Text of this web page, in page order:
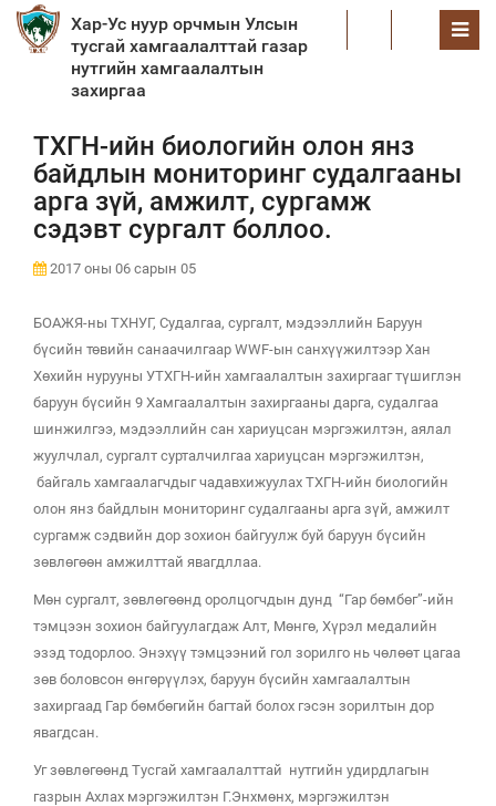
Хар-Ус нуур орчмын Улсын
тусгай хамгаалалттай газар
нутгийн хамгаалалтын
захиргаа
ТХГН-ийн биологийн олон янз
байдлын мониторинг судалгааны
арга зүй, амжилт, сургамж
сэдэвт сургалт боллоо.
2017 оны 06 сарын 05
БОАЖЯ-ны ТХНУГ, Судалгаа, сургалт, мэдээллийн Баруун
бүсийн төвийн санаачилгаар WWF-ын санхүүжилтээр Хан
Хөхийн нурууны УТХГН-ийн хамгаалалтын захиргааг түшиглэн
баруун бүсийн 9 Хамгаалалтын захиргааны дарга, судалгаа
шинжилгээ, мэдээллийн сан хариуцсан мэргэжилтэн, аялал
жуулчлал, сургалт сурталчилгаа хариуцсан мэргэжилтэн,
байгаль хамгаалагчдыг чадавхижуулах ТХГН-ийн биологийн
олон янз байдлын мониторинг судалгааны арга зүй, амжилт
сургамж сэдвийн дор зохион байгуулж буй баруун бүсийн
зөвлөгөөн амжилттай явагдллаа.
Мөн сургалт, зөвлөгөөнд оролцогчдын дунд “Гар бөмбөг”-ийн
тэмцээн зохион байгуулагдаж Алт, Мөнгө, Хүрэл медалийн
эзэд тодорлоо. Энэхүү тэмцээний гол зорилго нь чөлөөт цагаа
зөв боловсон өнгөрүүлэх, баруун бүсийн хамгаалалтын
захиргаад Гар бөмбөгийн багтай болох гэсэн зорилтын дор
явагдсан.
Уг зөвлөгөөнд Тусгай хамгаалалттай нутгийн удирдлагын
газрын Ахлах мэргэжилтэн Г.Энхмөнх, мэргэжилтэн